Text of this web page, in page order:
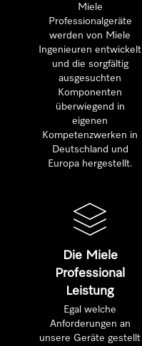
Miele
Professionalgeräte
werden von Miele
Ingenieuren entwickelt
und die sorgfältig
ausgesuchten
Komponenten
überwiegend in
eigenen
Kompetenzwerken in
Deutschland und
Europa hergestellt.
Die Miele
Professional
Leistung
Egal welche
Anforderungen an
unsere Geräte gestellt